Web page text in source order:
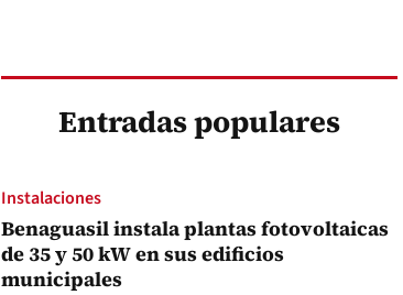
Entradas populares
Instalaciones
Benaguasil instala plantas fotovoltaicas
de 35 y 50 kW en sus edificios
municipales